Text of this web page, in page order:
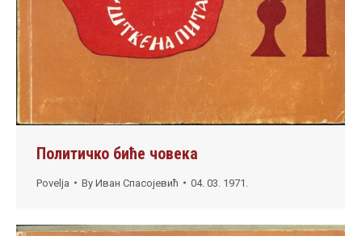
Политичко биће човека
Povelja By Иван Спасојевић 04. 03. 1971.